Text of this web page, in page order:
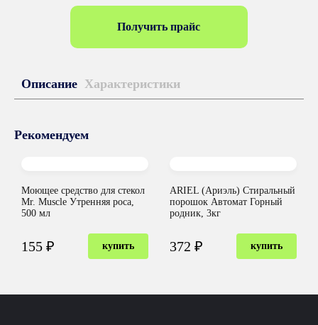
Получить прайс
Описание Характеристики
Рекомендуем
Моющее средство для стекол
Mr. Muscle Утренняя роса,
500 мл
155 ₽ купить
ARIEL (Ариэль) Стиральный
порошок Автомат Горный
родник, 3кг
372 ₽ купить